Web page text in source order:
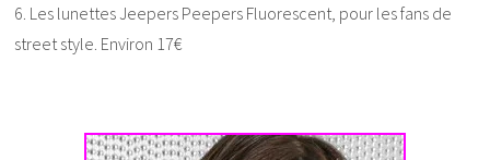
6. Les lunettes Jeepers Peepers Fluorescent, pour les fans de
street style. Environ 17€